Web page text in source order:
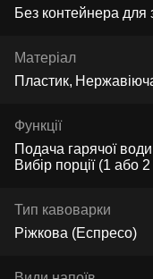
Без контейнера для
Матеріал
Пластик
Функції
Подача гарячої
Вибір порції (1 або
Тип кавоварки
Ріжкова (Еспресо)